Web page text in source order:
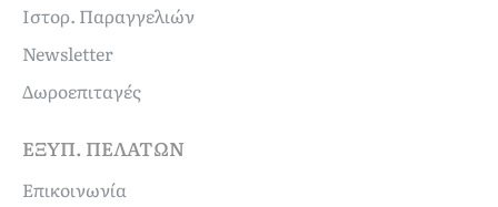
Ιστορ. Παραγγελιών
Newsletter
Δωροεπιταγές
ΕΞΥΠ. ΠΕΛΑΤΏΝ
Επικοινωνία